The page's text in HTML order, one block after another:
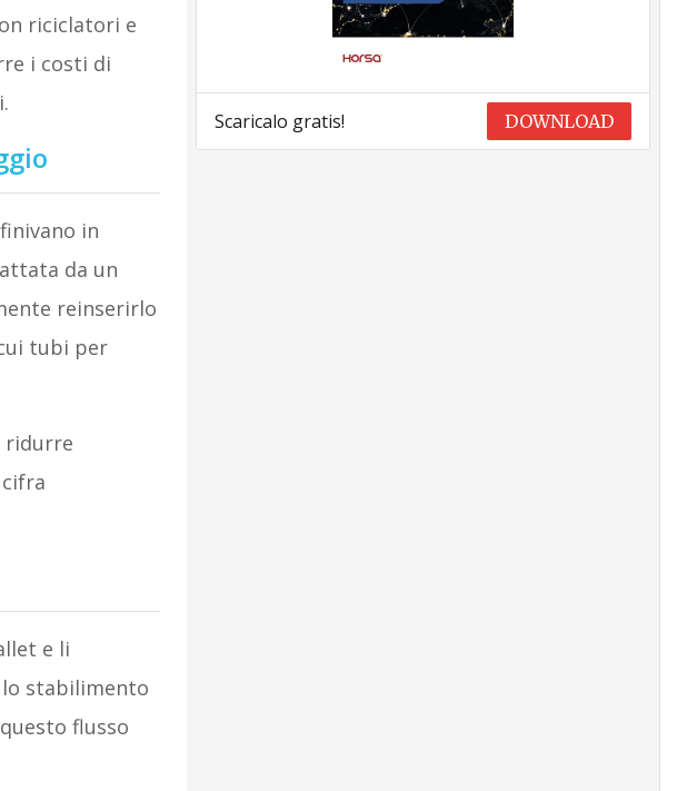
riciclatori e
i costi di
in
da un
reinserirlo
tubi per
ridurre
e li
stabilimento
flusso
Scaricalo gratis! DOWNLOAD